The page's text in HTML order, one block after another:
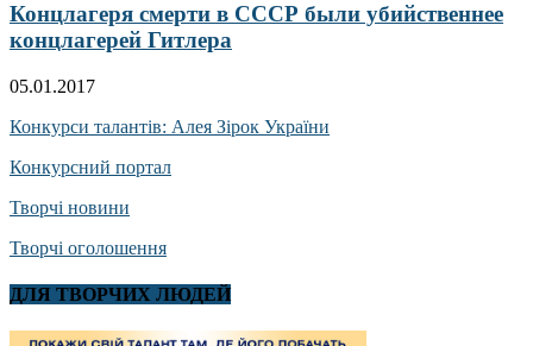
Концлагеря смерти в СССР были убийственнее
концлагерей Гитлера
05.01.2017
Конкурси талантів: Алея Зірок України
Конкурсний портал
Творчі новини
Творчі оголошення
ДЛЯ ТВОРЧИХ ЛЮДЕЙ